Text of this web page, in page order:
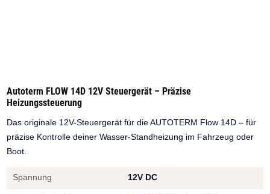
Autoterm FLOW 14D 12V Steuergerät – Präzise
Heizungssteuerung
Das originale 12V-Steuergerät für die AUTOTERM Flow 14D – für
präzise Kontrolle deiner Wasser-Standheizung im Fahrzeug oder
Boot.
Spannung 12V DC